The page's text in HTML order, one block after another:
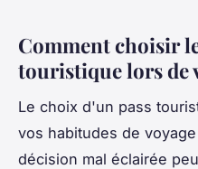
Comment choisir
touristique lors de
Le choix d'un pass
vos habitudes de
décision mal éclairée